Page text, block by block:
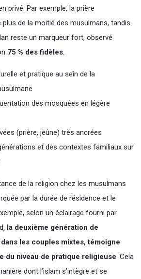
privé. Par exemple, la prière
plus de la moitié des musulmans, tandis
reste un marqueur fort, observé
75 % des fidèles.
et pratique au sein de la
des mosquées en légère
(prière, jeûne) très ancrées
et des contextes familiaux sur
de la religion chez les musulmans
par la durée de résidence et le
selon un éclairage fourni par
la deuxième génération de
les couples mixtes, témoigne
du niveau de pratique religieuse. Cela
dont l’islam s’intègre et se